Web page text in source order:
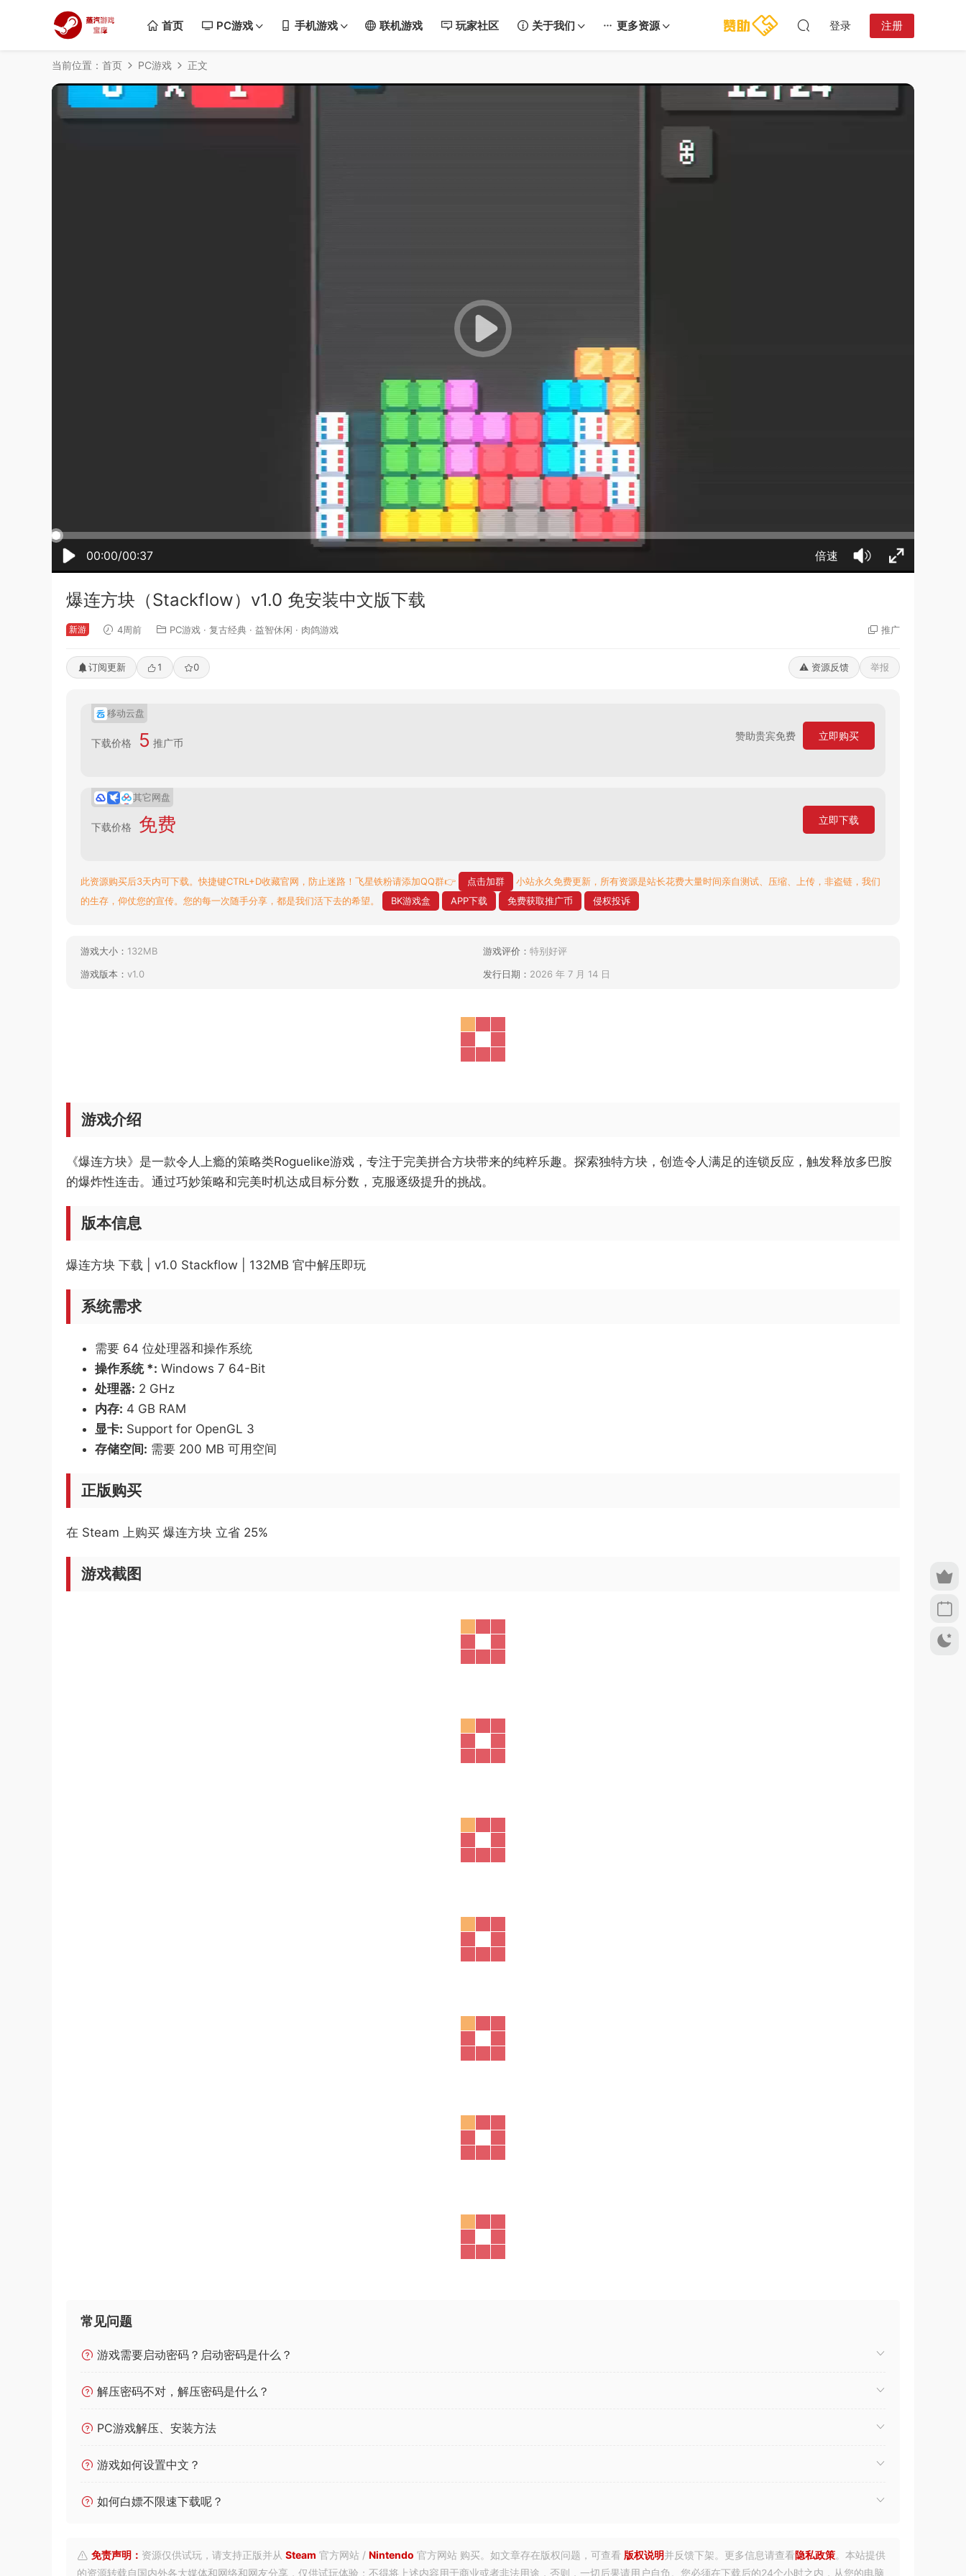
首页 PC游戏 手机游戏 联机游戏 玩家社区 关于我们 更多资源 登录 注册
当前位置： 首页 PC游戏 正文
00:00/00:37 倍速
50% 75% 100%
爆连方块（Stackflow）v1.0 免安装中文版下载
新游 4周前 PC游戏 · 复古经典 · 益智休闲 · 肉鸽游戏 推广
订阅更新 1 0 ⚠️ 资源反馈 举报
移动云盘
下载价格 5 推广币
赞助贵宾免费 立即购买
其它网盘
下载价格 免费 立即下载
此资源购买后3天内可下载。快捷键CTRL+D收藏官网，防止迷路！飞星铁粉请添加QQ群👉 点击加群
小站永久免费更新，所有资源是站长花费大量时间亲自测试、压缩、上传，非盗链，我们
的生存，仰仗您的宣传。您的每一次随手分享，都是我们活下去的希望。
BK游戏盒 APP下载 免费获取推广币 侵权投诉
游戏大小： 132MB 游戏评价： 特别好评
游戏版本： v1.0 发行日期： 2026 年 7 月 14 日
游戏介绍
《爆连方块》是一款令人上瘾的策略类Roguelike游戏，专注于完美拼合方块带来的纯粹乐趣。探索独特方块，创造令人满足的连锁反应，触发释放多巴胺
的爆炸性连击。通过巧妙策略和完美时机达成目标分数，克服逐级提升的挑战。
版本信息
爆连方块 下载 | v1.0 Stackflow | 132MB 官中解压即玩
系统需求
需要 64 位处理器和操作系统
操作系统 *: Windows 7 64-Bit
处理器: 2 GHz
内存: 4 GB RAM
显卡: Support for OpenGL 3
存储空间: 需要 200 MB 可用空间
正版购买
在 Steam 上购买 爆连方块 立省 25%
游戏截图
常见问题
游戏需要启动密码？启动密码是什么？
解压密码不对，解压密码是什么？
PC游戏解压、安装方法
游戏如何设置中文？
如何白嫖不限速下载呢？
免责声明： 资源仅供试玩，请支持正版并从 Steam 官方网站 / Nintendo 官方网站 购买。如文章存在版权问题，可查看 版权说明并反馈下架。更多信息请查看隐私政策。本站提供
的资源转载自国内外各大媒体和网络和网友分享，仅供试玩体验；不得将上述内容用于商业或者非法用途，否则，一切后果请用户自负。您必须在下载后的24个小时之内，从您的电脑